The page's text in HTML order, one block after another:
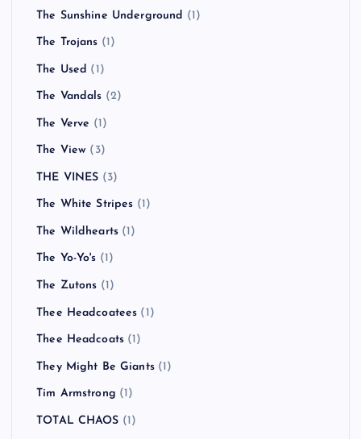
The Sunshine Underground (1)
The Trojans (1)
The Used (1)
The Vandals (2)
The Verve (1)
The View (3)
THE VINES (3)
The White Stripes (1)
The Wildhearts (1)
The Yo-Yo's (1)
The Zutons (1)
Thee Headcoatees (1)
Thee Headcoats (1)
They Might Be Giants(1)
Tim Armstrong (1)
TOTAL CHAOS (1)